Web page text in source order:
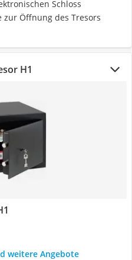
Schloss
zur Öffnung des Tresors
H1
weitere Angebote